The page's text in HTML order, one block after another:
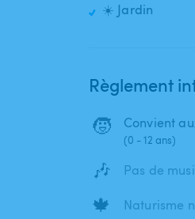
☀️ Jardin
Règlement
🧒 Convient
(0 - 12 ans)
🎶 Pas de
🍁 Naturisme